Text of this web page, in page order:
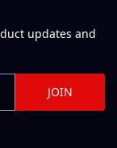
updates and
JOIN